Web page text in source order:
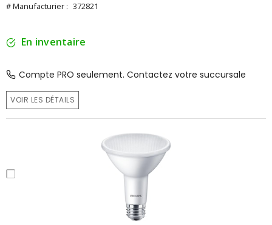
# Manufacturier : 372821
En inventaire
Compte PRO seulement. Contactez votre succursale
VOIR LES DÉTAILS